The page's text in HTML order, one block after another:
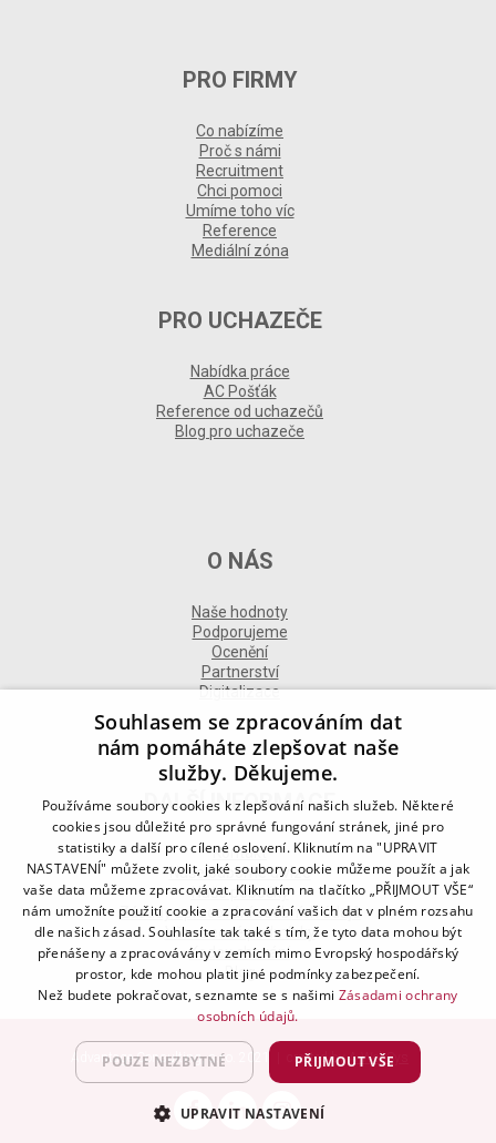
PRO FIRMY
Co nabízíme
Proč s námi
Recruitment
Chci pomoci
Umíme toho víc
Reference
Mediální zóna
PRO UCHAZEČE
Nabídka práce
AC Pošťák
Reference od uchazečů
Blog pro uchazeče
O NÁS
Naše hodnoty
Podporujeme
Ocenění
Partnerství
Digitalizace
DALŠÍ INFORMACE
Kontakt
Naše odborné divize
Naše pobočky
Zásady zpracování osobních údajů
Všeobecné podmínky
Kodex chování
Blog
Advantage Consulting, s.r.o. 2021 | created byA-WebSys
Souhlasem se zpracováním dat
nám pomáháte zlepšovat naše
služby. Děkujeme.
Používáme soubory cookies k zlepšování našich služeb. Některé
cookies jsou důležité pro správné fungování stránek, jiné pro
statistiky a další pro cílené oslovení. Kliknutím na "UPRAVIT
NASTAVENÍ" můžete zvolit, jaké soubory cookie můžeme použít a jak
vaše data můžeme zpracovávat. Kliknutím na tlačítko „PŘIJMOUT VŠE“
nám umožníte použití cookie a zpracování vašich dat v plném rozsahu
dle našich zásad. Souhlasíte tak také s tím, že tyto data mohou být
přenášeny a zpracovávány v zemích mimo Evropský hospodářský
prostor, kde mohou platit jiné podmínky zabezpečení.
Než budete pokračovat, seznamte se s našimi Zásadami ochrany
osobních údajů.
PŘIJMOUT VŠE
POUZE NEZBYTNÉ
UPRAVIT NASTAVENÍ